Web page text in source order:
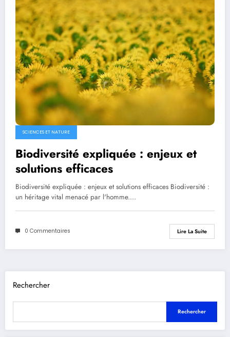
SCIENCES ET NATURE
Biodiversité expliquée : enjeux et
solutions efficaces
Biodiversité expliquée : enjeux et solutions efficaces Biodiversité :
un héritage vital menacé par l'homme.…
0 Commentaires Lire La Suite
Rechercher
Rechercher